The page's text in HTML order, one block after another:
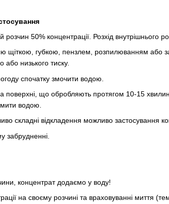
розчин 50% концентрації. Розхід внутрішнього
щіткою, губкою, пензлем, розпилюванням або
або низького тиску.
спочатку змочити водою.
поверхні, що обробляють протягом 10-15
водою.
складні відкладення можливо застосування
забрудненні.
концентрат додаємо у воду!
на своєму розчині та враховуванні миття